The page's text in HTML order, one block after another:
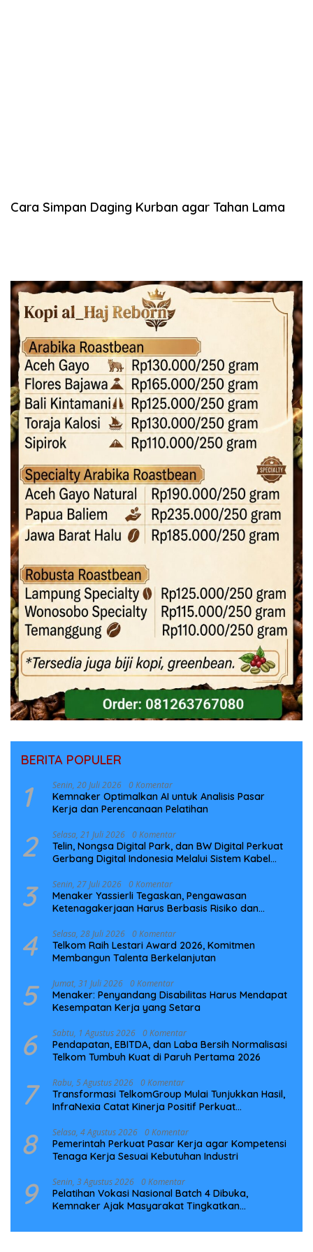
Cara Simpan Daging Kurban agar Tahan Lama
BERITA POPULER
1 Senin, 20 Juli 2026 0 Komentar
Kemnaker Optimalkan AI untuk Analisis Pasar
Kerja dan Perencanaan Pelatihan
2 Selasa, 21 Juli 2026 0 Komentar
Telin, Nongsa Digital Park, dan BW Digital Perkuat
Gerbang Digital Indonesia Melalui Sistem Kabel
3 Senin, 27 Juli 2026 0 Komentar
Menaker Yassierli Tegaskan, Pengawasan
Ketenagakerjaan Harus Berbasis Risiko dan
4 Selasa, 28 Juli 2026 0 Komentar
Telkom Raih Lestari Award 2026, Komitmen
Membangun Talenta Berkelanjutan
5 Jumat, 31 Juli 2026 0 Komentar
Menaker: Penyandang Disabilitas Harus Mendapat
Kesempatan Kerja yang Setara
6 Sabtu, 1 Agustus 2026 0 Komentar
Pendapatan, EBITDA, dan Laba Bersih Normalisasi
Telkom Tumbuh Kuat di Paruh Pertama 2026
7 Rabu, 5 Agustus 2026 0 Komentar
Transformasi TelkomGroup Mulai Tunjukkan Hasil,
InfraNexia Catat Kinerja Positif Perkuat
8 Selasa, 4 Agustus 2026 0 Komentar
Pemerintah Perkuat Pasar Kerja agar Kompetensi
Tenaga Kerja Sesuai Kebutuhan Industri
9 Senin, 3 Agustus 2026 0 Komentar
Pelatihan Vokasi Nasional Batch 4 Dibuka,
Kemnaker Ajak Masyarakat Tingkatkan